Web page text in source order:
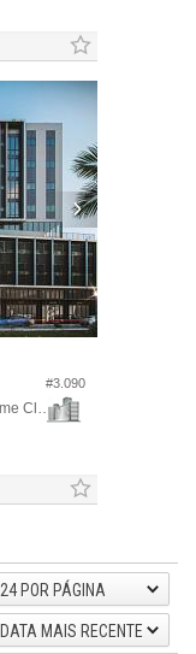
#3.090
Apartamento no Edifício Nf Moov Home Club
24 POR PÁGINA
DATA MAIS RECENTE